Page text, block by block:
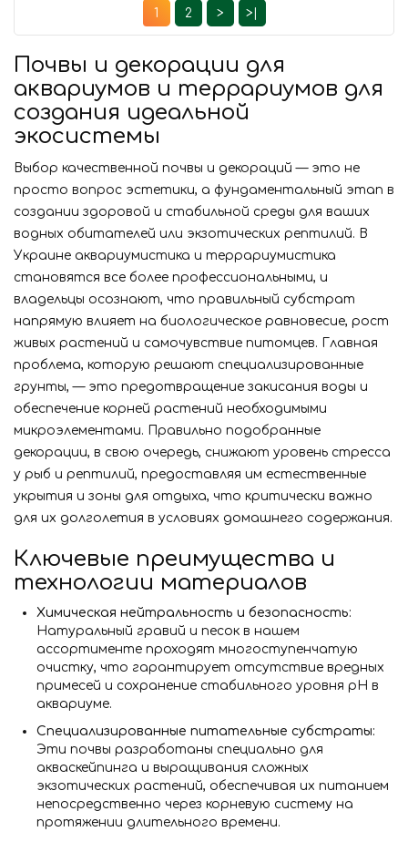
1 2 > >|
Почвы и декорации для
аквариумов и террариумов для
создания идеальной
экосистемы
Выбор качественной почвы и декораций — это не
просто вопрос эстетики, а фундаментальный этап в
создании здоровой и стабильной среды для ваших
водных обитателей или экзотических рептилий. В
Украине аквариумистика и террариумистика
становятся все более профессиональными, и
владельцы осознают, что правильный субстрат
напрямую влияет на биологическое равновесие, рост
живых растений и самочувствие питомцев. Главная
проблема, которую решают специализированные
грунты, — это предотвращение закисания воды и
обеспечение корней растений необходимыми
микроэлементами. Правильно подобранные
декорации, в свою очередь, снижают уровень стресса
у рыб и рептилий, предоставляя им естественные
укрытия и зоны для отдыха, что критически важно
для их долголетия в условиях домашнего содержания.
Ключевые преимущества и
технологии материалов
Химическая нейтральность и безопасность:
Натуральный гравий и песок в нашем
ассортименте проходят многоступенчатую
очистку, что гарантирует отсутствие вредных
примесей и сохранение стабильного уровня pH в
аквариуме.
Специализированные питательные субстраты:
Эти почвы разработаны специально для
акваскейпинга и выращивания сложных
экзотических растений, обеспечивая их питанием
непосредственно через корневую систему на
протяжении длительного времени.